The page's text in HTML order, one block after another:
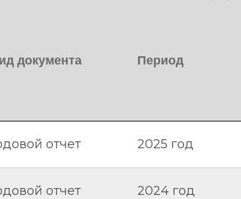
документа Период
отчет 2025 год
отчет 2024 год